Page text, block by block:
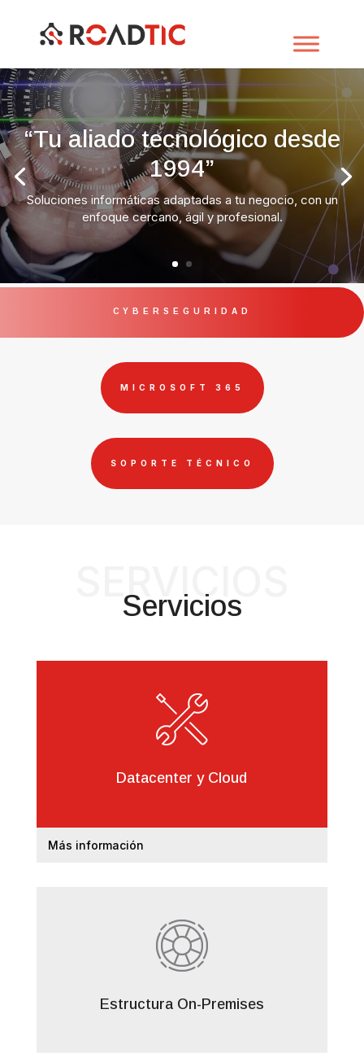
“Tu aliado tecnológico desde
1994”
Soluciones informáticas adaptadas a tu negocio, con un
enfoque cercano, ágil y profesional.
CYBERSEGURIDAD
MICROSOFT 365
SOPORTE TÉCNICO
SERVICIOS
Servicios
Datacenter y Cloud
Más información
Estructura On-Premises